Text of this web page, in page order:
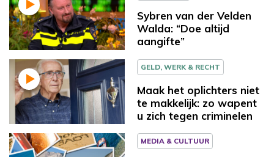
Sybren van der Velden
Walda: “Doe altijd
aangifte”
GELD, WERK & RECHT
Maak het oplichters niet
te makkelijk: zo wapent
u zich tegen criminelen
MEDIA & CULTUUR